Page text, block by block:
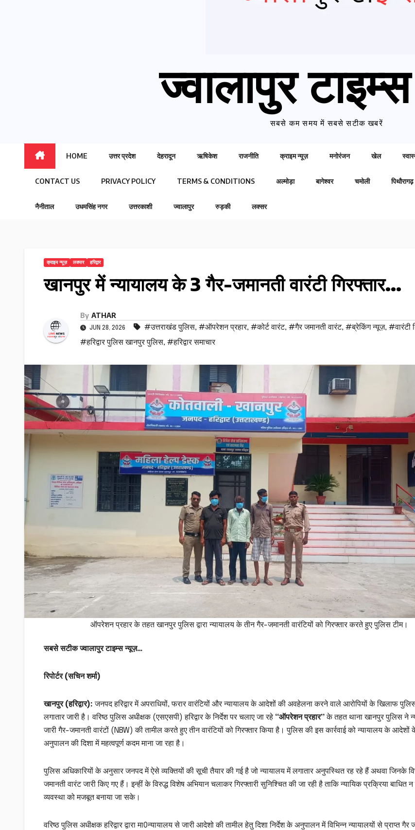
ज्वालापुर
सबसे कम समय में सबसे सटीक खबरें
HOME उत्तर प्रदेश देहरादून ऋषिकेश राजनीति क्राइम न्यूज़ मनोरंजन खेल
CONTACT US PRIVACY POLICY TERMS & CONDITIONS अल्मोड़ा बागेश्वर चमोली पिथौरागढ़
नैनीताल उधमसिंह नगर उत्तरकाशी ज्वालापुर रुड़की लक्सर
क्राइम न्यूज़ लक्सर हरिद्वार
खानपुर में न्यायालय के 3 गैर-जमानती वारंटी गिरफ्तार…
By ATHAR
JUN 28, 2026 #उत्तराखंड पुलिस, #ऑपरेशन प्रहार, #कोर्ट वारंट, #गैर जमानती वारंट, #ब्रेकिंग न्यूज़, #वारंटी
#हरिद्वार पुलिस खानपुर पुलिस, #हरिद्वार समाचार
ऑपरेशन प्रहार के तहत खानपुर पुलिस द्वारा न्यायालय के तीन गैर-जमानती वारंटियों को गिरफ्तार करते हुए पुलिस टीम।
सबसे सटीक ज्वालापुर टाइम्स न्यूज़…
रिपोर्टर (सचिन शर्मा)
खानपुर (हरिद्वार): जनपद हरिद्वार में अपराधियों, फरार वारंटियों और न्यायालय के आदेशों की अवहेलना करने वाले आरोपियों के खिलाफ
लगातार जारी है। वरिष्ठ पुलिस अधीक्षक (एसएसपी) हरिद्वार के निर्देश पर चलाए जा रहे “ऑपरेशन प्रहार”के तहत थाना खानपुर पुलिस ने
जारी गैर-जमानती वारंटों (NBW) की तामील करते हुए तीन वारंटियों को गिरफ्तार किया है। पुलिस की इस कार्रवाई को न्यायालय के आदेशों
अनुपालन की दिशा में महत्वपूर्ण कदम माना जा रहा है।
पुलिस अधिकारियों के अनुसार जनपद में ऐसे व्यक्तियों की सूची तैयार की गई है जो न्यायालय में लगातार अनुपस्थित रह रहे हैं अथवा जिनके
जमानती वारंट जारी किए गए हैं। इन्हीं के विरुद्ध विशेष अभियान चलाकर गिरफ्तारी सुनिश्चित की जा रही है ताकि न्यायिक प्रक्रिया बाधित
व्यवस्था को मजबूत बनाया जा सके।
वरिष्ठ पुलिस अधीक्षक हरिद्वार द्वारा मा0न्यायालय से जारी आदेशो की तामील हेतु दिशा निर्देश के अनुपालन में विभिन्न न्यायालयों से प्राप्त गैर